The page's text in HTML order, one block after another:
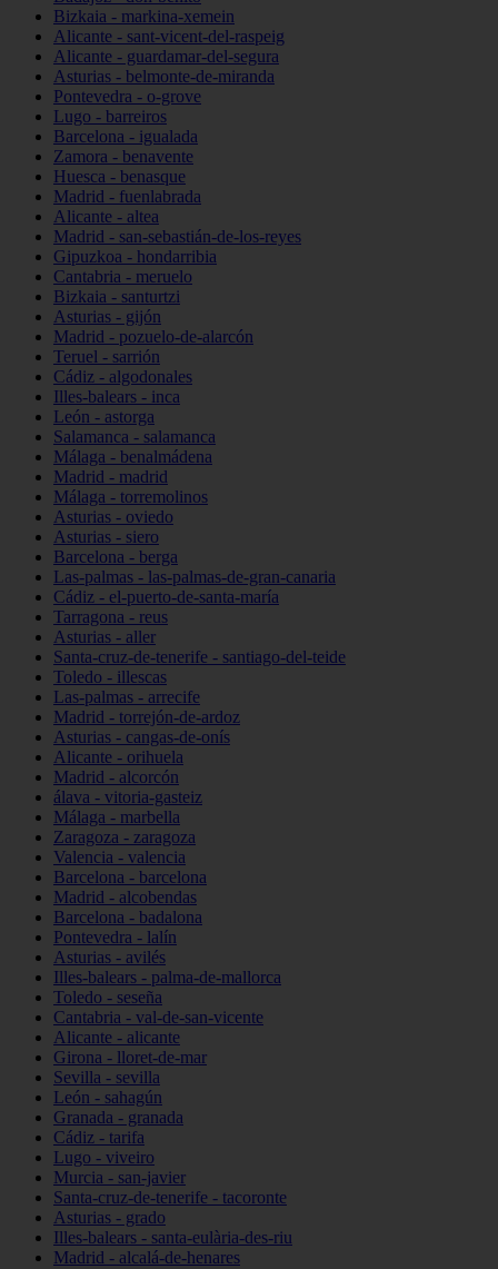
Bizkaia - markina-xemein
Alicante - sant-vicent-del-raspeig
Alicante - guardamar-del-segura
Asturias - belmonte-de-miranda
Pontevedra - o-grove
Lugo - barreiros
Barcelona - igualada
Zamora - benavente
Huesca - benasque
Madrid - fuenlabrada
Alicante - altea
Madrid - san-sebastián-de-los-reyes
Gipuzkoa - hondarribia
Cantabria - meruelo
Bizkaia - santurtzi
Asturias - gijón
Madrid - pozuelo-de-alarcón
Teruel - sarrión
Cádiz - algodonales
Illes-balears - inca
León - astorga
Salamanca - salamanca
Málaga - benalmádena
Madrid - madrid
Málaga - torremolinos
Asturias - oviedo
Asturias - siero
Barcelona - berga
Las-palmas - las-palmas-de-gran-canaria
Cádiz - el-puerto-de-santa-maría
Tarragona - reus
Asturias - aller
Santa-cruz-de-tenerife - santiago-del-teide
Toledo - illescas
Las-palmas - arrecife
Madrid - torrejón-de-ardoz
Asturias - cangas-de-onís
Alicante - orihuela
Madrid - alcorcón
álava - vitoria-gasteiz
Málaga - marbella
Zaragoza - zaragoza
Valencia - valencia
Barcelona - barcelona
Madrid - alcobendas
Barcelona - badalona
Pontevedra - lalín
Asturias - avilés
Illes-balears - palma-de-mallorca
Toledo - seseña
Cantabria - val-de-san-vicente
Alicante - alicante
Girona - lloret-de-mar
Sevilla - sevilla
León - sahagún
Granada - granada
Cádiz - tarifa
Lugo - viveiro
Murcia - san-javier
Santa-cruz-de-tenerife - tacoronte
Asturias - grado
Illes-balears - santa-eulària-des-riu
Madrid - alcalá-de-henares